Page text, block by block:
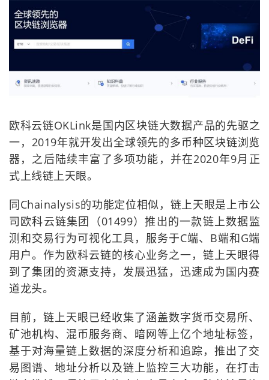
欧科云链OKLink是国内区块链大数据产品的先驱之
一，2019年就开发出全球领先的多币种区块链浏览
器，之后陆续丰富了多项功能，并在2020年9月正
式上线链上天眼。
同Chainalysis的功能定位相似，链上天眼是上市公
司欧科云链集团（01499）推出的一款链上数据监
测和交易行为可视化工具，服务于C端、B端和G端
用户。作为欧科云链的核心业务之一，链上天眼得
到了集团的资源支持，发展迅猛，迅速成为国内赛
道龙头。
目前，链上天眼已经收集了涵盖数字货币交易所、
矿池机构、混币服务商、暗网等上亿个地址标签，
基于对海量链上数据的深度分析和追踪，推出了交
易图谱、地址分析以及链上监控三大功能，在打击